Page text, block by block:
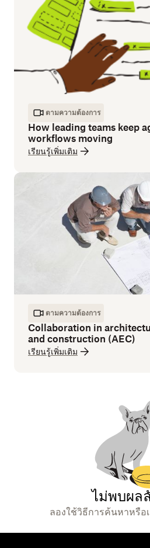
Japan
USA
United States
Germany
Australia
ตามความต้องการ
How leading teams keep
workflows moving
เรียนรู้เพิ่มเติม
ตามความต้องการ
Collaboration in
and construction (AEC)
เรียนรู้เพิ่มเติม
ไม่พบผล
ลองใช้วิธีการค้นหาหรือ